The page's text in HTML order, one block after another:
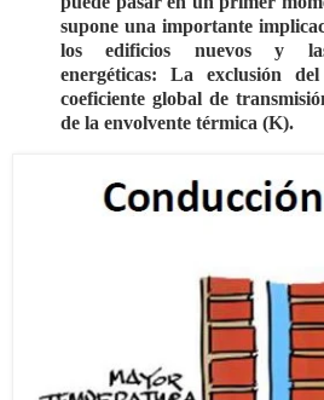
supone una importante
los edificios nuevos y las
energéticas: La exclusión
coeficiente global de
de la envolvente térmica (K).